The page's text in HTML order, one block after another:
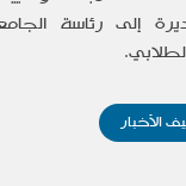
إلى رئاسة
الأخبار